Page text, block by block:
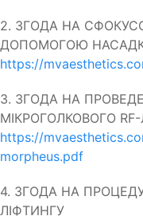
2. ЗГОДА НА
ДОПОМОГОЮ
https://
3. ЗГОДА НА
МІКРОГОЛКОВОГО
https://
morpheus.pdf
4. ЗГОДА НА
ЛІФТИНГУ